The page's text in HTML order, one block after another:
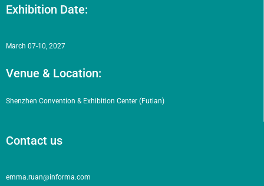
Exhibition Date:
March 07-10, 2027
Venue & Location:
Shenzhen Convention & Exhibition Center (Futian)
Contact us
emma.ruan@informa.com